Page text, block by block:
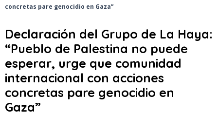
concretas pare genocidio en Gaza”
Declaración del Grupo de La Haya:
“Pueblo de Palestina no puede
esperar, urge que comunidad
internacional con acciones
concretas pare genocidio en
Gaza”